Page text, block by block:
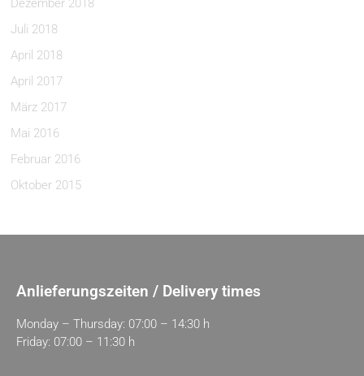
Dezember 2018
Juli 2018
April 2018
April 2017
März 2017
Mai 2016
Februar 2016
Oktober 2015
Anlieferungszeiten / Delivery times
Monday – Thursday: 07:00 – 14:30 h
Friday: 07:00 – 11:30 h